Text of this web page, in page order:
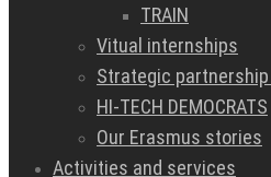
TRAIN
Vitual internships
Strategic
HI-TECH DEMOCRATS
Our Erasmus stories
Activities and services